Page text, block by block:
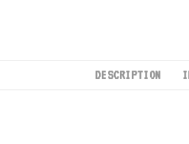
DESCRIPTION